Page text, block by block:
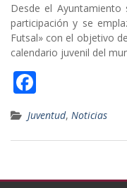
Desde el
participación y se
Futsal» con el objetivo
calendario juvenil del
ac
e
b
o
Juventud, Noticias